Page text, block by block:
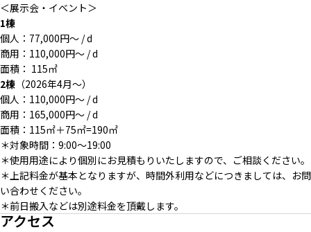
＜展示会・イベント＞
1棟
個人：77,000円～ / d
商用：110,000円～ / d
面積： 115㎡
2棟 （2026年4月～）
個人：110,000円～ / d
商用：165,000円～ / d
面積：115㎡＋75㎡=190㎡
＊対象時間：9:00〜19:00
＊使用用途により個別にお見積もりいたしますので、ご相談ください。
＊上記料金が基本となりますが、時間外利用などにつきましては、お問
い合わせください。
＊前日搬入などは別途料金を頂戴します。
アクセス